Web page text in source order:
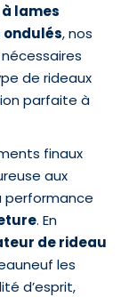
lames
ondulés, nos
de rideaux
parfaite à
finaux
aux
performance
. En
de rideau
les
d’esprit,